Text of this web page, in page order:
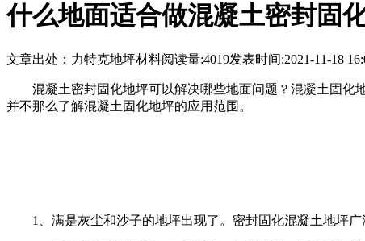
什么地面适合做混凝土密封固
文章出处：力特克地坪材料阅读量:4019发表时间:2021-11-18
混凝土密封固化地坪可以解决哪些地面问题？混凝土固
并不那么了解混凝土固化地坪的应用范围。
1、满是灰尘和沙子的地坪出现了。密封固化混凝土地坪广